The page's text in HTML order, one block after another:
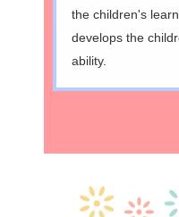
the children's
develops the
ability.